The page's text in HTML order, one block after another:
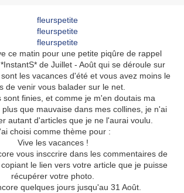
ce matin pour une petite piqûre de rappel
de Juillet - Août qui se déroule sur
les vacances d'été et vous avez moins le
de venir vous balader sur le net.
sont finies, et comme je m'en doutais ma
que mauvaise dans mes collines, je n'ai
autant d'articles que je ne l'aurai voulu.
choisi comme thème pour :
Vive les vacances !
vous insccrire dans les commentaires de
le lien vers votre article que je puisse
récupérer votre photo.
quelques jours jusqu'au 31 Août.